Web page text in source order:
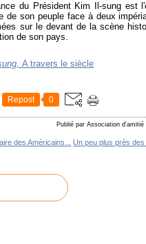
du Président Kim Il-sung est
de son peuple face à deux
sur le devant de la scène
de son pays.
A travers le siècle
Repost 0
Publié par Association d'amitié
des Américains... Un peu plus près des